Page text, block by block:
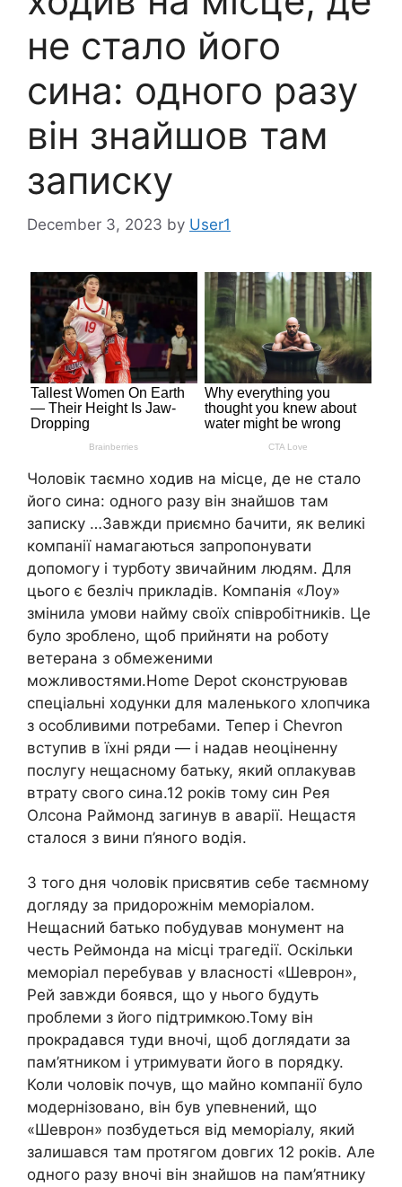
не стало його
сина: одного разу
він знайшов там
записку
December 3, 2023 by User1
Чоловік таємно ходив на місце, де не стало
його сина: одного разу він знайшов там
записку …Завжди приємно бачити, як великі
компанії намагаються запропонувати
допомогу і турботу звичайним людям. Для
цього є безліч прикладів. Компанія «Лоу»
змінила умови найму своїх співробітників. Це
було зроблено, щоб прийняти на роботу
ветерана з обмеженими
можливостями.Home Depot сконструював
спеціальні ходунки для маленького хлопчика
з особливими потребами. Тепер і Chevron
вступив в їхні ряди — і надав неоціненну
послугу нещасному батьку, який оплакував
втрату свого сина.12 років тому син Рея
Олсона Раймонд загинув в аварії. Нещастя
сталося з вини п’яного водія.
З того дня чоловік присвятив себе таємному
догляду за придорожнім меморіалом.
Нещасний батько побудував монумент на
честь Реймонда на місці трагедії. Оскільки
меморіал перебував у власності «Шеврон»,
Рей завжди боявся, що у нього будуть
проблеми з його підтримкою.Тому він
прокрадався туди вночі, щоб доглядати за
пам’ятником і утримувати його в порядку.
Коли чоловік почув, що майно компанії було
модернізовано, він був упевнений, що
«Шеврон» позбудеться від меморіалу, який
залишався там протягом довгих 12 років. Але
одного разу вночі він знайшов на пам’ятнику